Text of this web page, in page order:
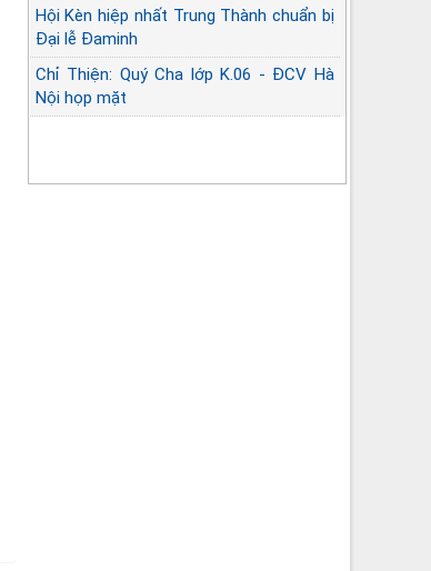
Hội Kèn hiệp nhất Trung Thành chuẩn bị
Đại lễ Đaminh
Chỉ Thiện: Quý Cha lớp K.06 - ĐCV Hà
Nội họp mặt